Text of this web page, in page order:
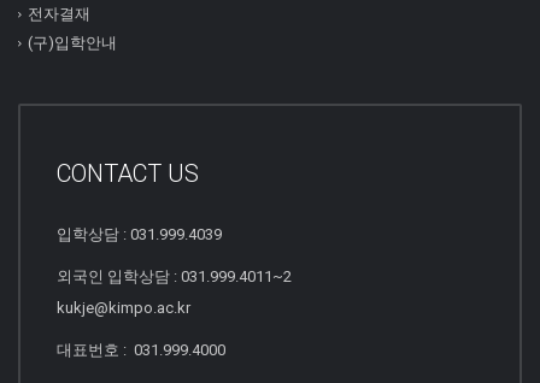
전자결재
(구)입학안내
CONTACT US
입학상담 : 031.999.4039
외국인 입학상담 : 031.999.4011~2
kukje@kimpo.ac.kr
대표번호 : 031.999.4000